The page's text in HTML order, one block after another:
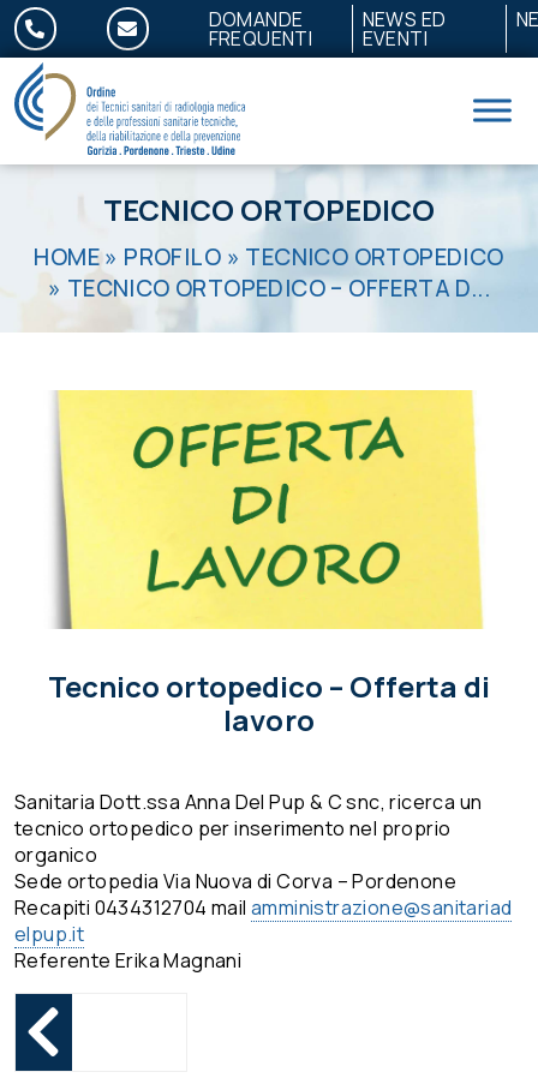
Salta al contenuto DOMANDE
FREQUENTI
NEWS ED
EVENTI
TECNICO ORTOPEDICO
HOME» PROFILO » TECNICO ORTOPEDICO
» TECNICO ORTOPEDICO – OFFERTA D...
Tecnico ortopedico – Offerta di
lavoro
Sanitaria Dott.ssa Anna Del Pup & C snc, ricerca un
tecnico ortopedico per inserimento nel proprio
organico
Sede ortopedia Via Nuova di Corva – Pordenone
Recapiti 0434312704 mail amministrazione@sanitariad
elpup.it
Referente Erika Magnani